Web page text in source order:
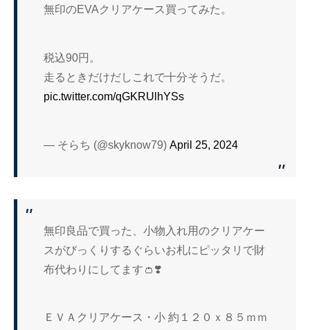
無印のEVAクリアケース買ってみた。
税込90円。
走るときだけだしこれで十分そうだ。
pic.twitter.com/qGKRUlhYSs
— そらち (@skyknow79)April 25, 2024
無印良品で買った、小物入れ用のクリアケー
スがびっくりするぐらいお札にピッタリで財
布代わりにしてます👛❣️
ＥＶＡクリアケース・小 約１２０ｘ８５ｍｍ